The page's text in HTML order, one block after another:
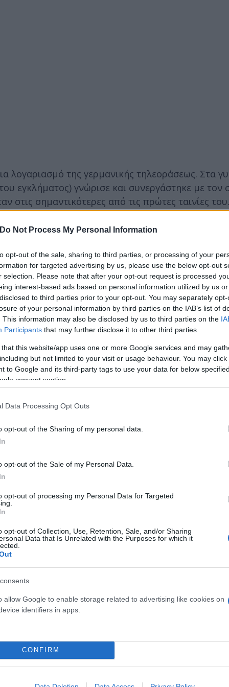
Do Not Process My Personal Information
opt-out of the sale, sharing to third parties, or processing of your
for targeted advertising by us, please use the below opt-out
selection. Please note that after your opt-out request is processed
interest-based ads based on personal information utilized by us
to third parties prior to your opt-out. You may separately
of your personal information by third parties on the IAB’s list of
This information may also be disclosed by us to third parties on the
Participants that may further disclose it to other third parties.
that this website/app uses one or more Google services and may
but not limited to your visit or usage behaviour. You may
to Google and its third-party tags to use your data for below
consent section.
Data Processing Opt Outs
opt-out of the Sharing of my personal data.
opt-out of the Sale of my Personal Data.
opt-out of processing my Personal Data for Targeted
opt-out of Collection, Use, Retention, Sale, and/or Sharing
Data that Is Unrelated with the Purposes for which it
allow Google to enable storage related to advertising like cookies on
identifiers in apps.
CONFIRM
λογαριασμό της γερμανικής τηλεοράσεως. Στα
εγκλήματος) γνώρισε και συνεργάστηκε με τον
σημαντικότερες από τις πρώτες ταινίες του.
μεγάλου μήκους το 1974. Το ψυχολογικό θρίλερ
του Χορστ Μποζέτσκυ. Ακολούθησε, μεταξύ
σε φιλμ 16 χιλιοστών και βασισμένη επίσης σε
με επικά στοιχεία «Das Boot» (1981), που
του 1982 με τον τίτλο «Υποβρύχιο U-96:
ενός γερμανικού υποβρυχίου κατά τη
πήρε πολύ καλές κριτικές και έξι
και προσαρμοσμένου σεναρίου). Επιπλέον
στον ρόλο του κυβερνήτη του υποβρυχίου,
του Χόλιγουντ, με την άνεση να
δημιουργεί ταινίες με τους πιο διάσημους
με του «Χάρι Πότερ», αλλά απέρριψε την
«Poseidon», μια δεύτερη κινηματογραφική
εμπορικά αποτελέσματα στις ΗΠΑ, παρότι
δεκαετή αποχή από γυρίσματα, ο Βόλφγκανγκ
«Vier gegen die Bank», που ήταν η πρώτη
Flash.grστην αναζήτηση τηςGoogle